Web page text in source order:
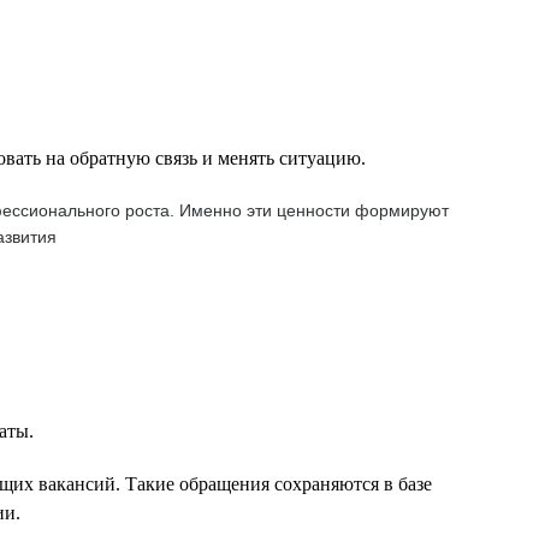
на обратную связь и менять ситуацию.
роста. Именно эти ценности формируют
вакансий. Такие обращения сохраняются в базе